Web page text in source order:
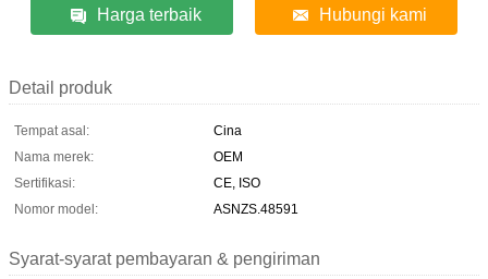
Harga terbaik Hubungi kami
Detail produk
Tempat asal:
Cina
Nama merek:
OEM
Sertifikasi:
CE, ISO
Nomor model:
ASNZS.48591
Syarat-syarat pembayaran & pengiriman